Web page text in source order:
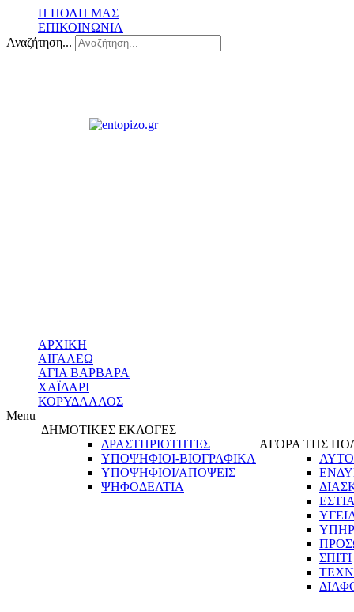
Η ΠΟΛΗ ΜΑΣ
ΕΠΙΚΟΙΝΩΝΙΑ
Αναζήτηση...
ΑΡΧΙΚΗ
ΑΙΓΑΛΕΩ
ΑΓΙΑ ΒΑΡΒΑΡΑ
ΧΑΪΔΑΡΙ
ΚΟΡΥΔΑΛΛΟΣ
Menu
ΔΗΜΟΤΙΚΕΣ ΕΚΛΟΓΕΣ
ΔΡΑΣΤΗΡΙΟΤΗΤΕΣ
ΥΠΟΨΗΦΙΟΙ-ΒΙΟΓΡΑΦΙΚΑ
ΥΠΟΨΗΦΙΟΙ/ΑΠΟΨΕΙΣ
ΨΗΦΟΔΕΛΤΙΑ
ΑΓΟΡΑ ΤΗΣ
ΣΠΙΤΙ